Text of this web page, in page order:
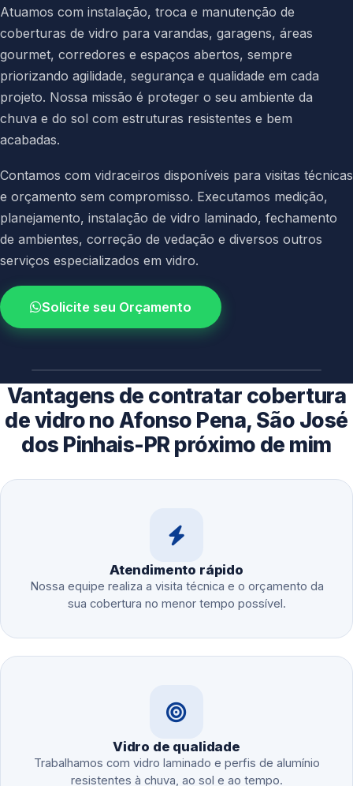
Atuamos com instalação, troca e manutenção de
coberturas de vidro para varandas, garagens, áreas
gourmet, corredores e espaços abertos, sempre
priorizando agilidade, segurança e qualidade em cada
projeto. Nossa missão é proteger o seu ambiente da
chuva e do sol com estruturas resistentes e bem
acabadas.
Contamos com vidraceiros disponíveis para visitas técnicas
e orçamento sem compromisso. Executamos medição,
planejamento, instalação de vidro laminado, fechamento
de ambientes, correção de vedação e diversos outros
serviços especializados em vidro.
Solicite seu Orçamento
4.9 / 5.0
avaliacao dos clientes
Vantagens de contratar cobertura
de vidro no Afonso Pena, São José
dos Pinhais-PR próximo de mim
Atendimento rápido
Nossa equipe realiza a visita técnica e o orçamento da
sua cobertura no menor tempo possível.
Vidro de qualidade
Trabalhamos com vidro laminado e perfis de alumínio
resistentes à chuva, ao sol e ao tempo.